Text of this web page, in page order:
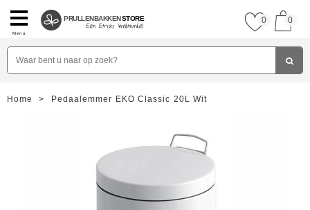
Menu
PRULLENBAKKENSTORE 0 0
Home > Pedaalemmer EKO Classic 20L Wit